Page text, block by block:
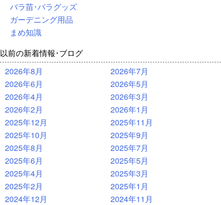
バラ苗･バラグッズ
ガーデニング用品
まめ知識
以前の新着情報･ブログ
2026年8月
2026年7月
2026年6月
2026年5月
2026年4月
2026年3月
2026年2月
2026年1月
2025年12月
2025年11月
2025年10月
2025年9月
2025年8月
2025年7月
2025年6月
2025年5月
2025年4月
2025年3月
2025年2月
2025年1月
2024年12月
2024年11月